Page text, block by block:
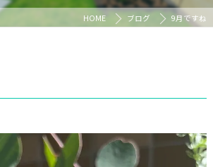
HOME ブログ 9月ですね